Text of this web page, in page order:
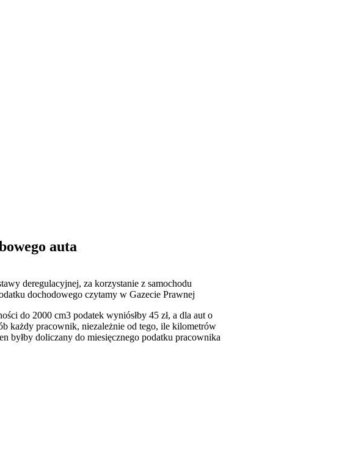
auta
deregulacyjnej, za korzystanie z samochodu
dochodowego czytamy w Gazecie Prawnej
do 2000 cm3 podatek wyniósłby 45 zł, a dla aut o
każdy pracownik, niezależnie od tego, ile kilometrów
byłby doliczany do miesięcznego podatku pracownika